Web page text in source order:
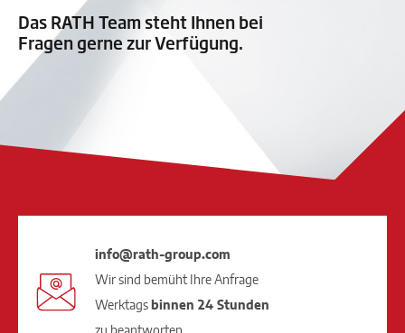
Das RATH Team steht Ihnen bei
Fragen gerne zur Verfügung.
info@rath-group.com
Wir sind bemüht Ihre Anfrage
Werktagsbinnen 24 Stunden
zu beantworten.